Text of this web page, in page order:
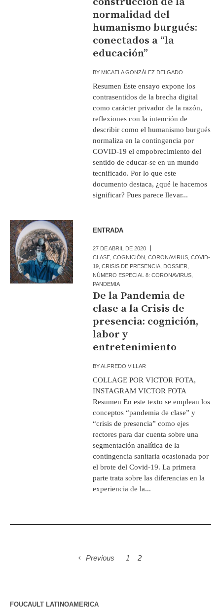
normalidad del
humanismo burgués:
conectados a “la
educación”
BY MICAELA GONZÁLEZ DELGADO
Resumen Este ensayo expone los
contrasentidos de la brecha digital
como carácter privador de la razón,
reflexiones con la intención de
describir como el humanismo burgués
normaliza en la contingencia por
COVID-19 el empobrecimiento del
sentido de educar-se en un mundo
tecnificado. Por lo que este
documento destaca, ¿qué le hacemos
significar? Pues parece llevar...
ENTRADA
27 DE ABRIL DE 2020
CLASE ,COGNICIÓN ,CORONAVIRUS ,COVID-
19 ,CRISIS DE PRESENCIA DOSSIER
NÚMERO ESPECIAL 8: CORONAVIRUS
PANDEMIA
De la Pandemia de
clase a la Crisis de
presencia: cognición,
labor y
entretenimiento
BYALFREDO VILLAR
COLLAGE POR VICTOR FOTA,
INSTAGRAM VICTOR FOTA
Resumen En este texto se emplean los
conceptos “pandemia de clase” y
“crisis de presencia” como ejes
rectores para dar cuenta sobre una
segmentación analítica de la
contingencia sanitaria ocasionada por
el brote del Covid-19. La primera
parte trata sobre las diferencias en la
experiencia de la...
Previous 1 2
FOUCAULT LATINOAMERICA